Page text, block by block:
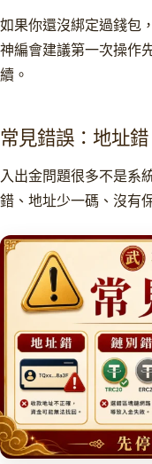
如果你還沒綁定過錢包
神編會建議第一次操作
續。
常見錯誤：地址
入出金問題很多不是系
錯、地址少一碼、沒有